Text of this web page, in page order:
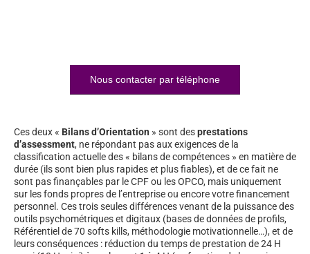
Nous contacter par téléphone
Ces deux « Bilans d’Orientation » sont desprestations
d’assessment, ne répondant pas aux exigences de la
classification actuelle des « bilans de compétences » en matière de
durée (ils sont bien plus rapides et plus fiables), et de ce fait ne
sont pas finançables par le CPF ou les OPCO, mais uniquement
sur les fonds propres de l’entreprise ou encore votre financement
personnel. Ces trois seules différences venant de la puissance des
outils psychométriques et digitaux (bases de données de profils,
Référentiel de 70 softs kills, méthodologie motivationnelle…), et de
leurs conséquences : réduction du temps de prestation de 24 H